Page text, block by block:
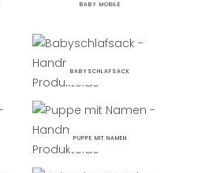
BABY MOBILE
BABYSCHLAFSACK
PUPPE MIT NAMEN